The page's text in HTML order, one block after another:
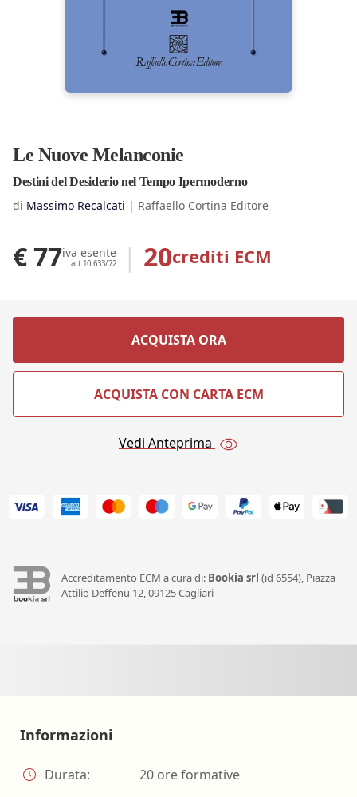
Le Nuove Melanconie
Destini del Desiderio nel Tempo Ipermoderno
di Massimo Recalcati | Raffaello Cortina Editore
€ 77iva esente
art.10 633/72 | 20crediti ECM
ACQUISTA ORA
ACQUISTA CON CARTA ECM
Vedi Anteprima
Accreditamento ECM a cura di: Bookia srl (id 6554), Piazza
Attilio Deffenu 12, 09125 Cagliari
Informazioni
Durata:
20 ore formative